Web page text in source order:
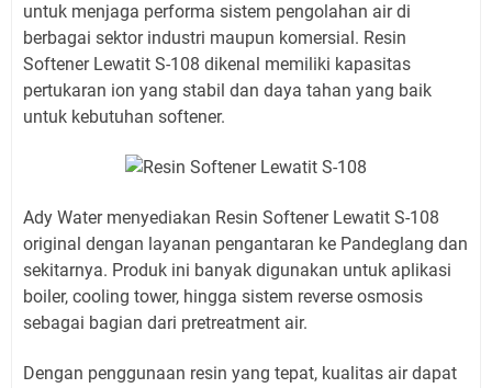
untuk menjaga performa sistem pengolahan air di
berbagai sektor industri maupun komersial. Resin
Softener Lewatit S-108 dikenal memiliki kapasitas
pertukaran ion yang stabil dan daya tahan yang baik
untuk kebutuhan softener.
Ady Water menyediakan Resin Softener Lewatit S-108
original dengan layanan pengantaran ke Pandeglang dan
sekitarnya. Produk ini banyak digunakan untuk aplikasi
boiler, cooling tower, hingga sistem reverse osmosis
sebagai bagian dari pretreatment air.
Dengan penggunaan resin yang tepat, kualitas air dapat